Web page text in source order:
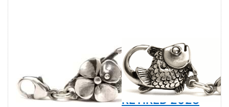
Blumenverschluss
TAGLO-00001
TROLLBEADS
Großer
Fischverschluss
TAGLO-00002
RETIRED 2023